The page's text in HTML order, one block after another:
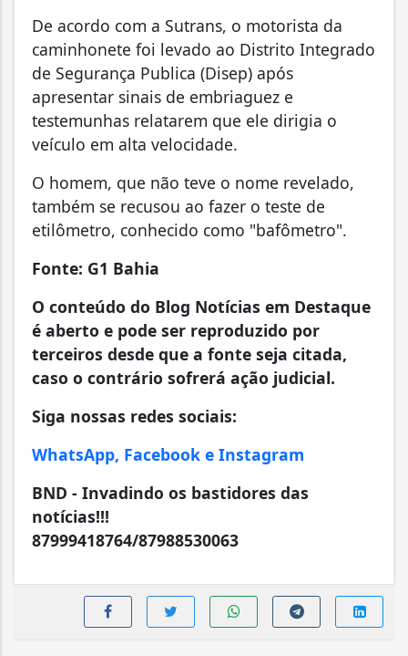
De acordo com a Sutrans, o motorista da
caminhonete foi levado ao Distrito Integrado
de Segurança Publica (Disep) após
apresentar sinais de embriaguez e
testemunhas relatarem que ele dirigia o
veículo em alta velocidade.
O homem, que não teve o nome revelado,
também se recusou ao fazer o teste de
etilômetro, conhecido como "bafômetro".
Fonte: G1 Bahia
O conteúdo do Blog Notícias em Destaque
é aberto e pode ser reproduzido por
terceiros desde que a fonte seja citada,
caso o contrário sofrerá ação judicial.
Siga nossas redes sociais:
WhatsApp, Facebook e Instagram
BND - Invadindo os bastidores das
notícias!!!
87999418764/87988530063